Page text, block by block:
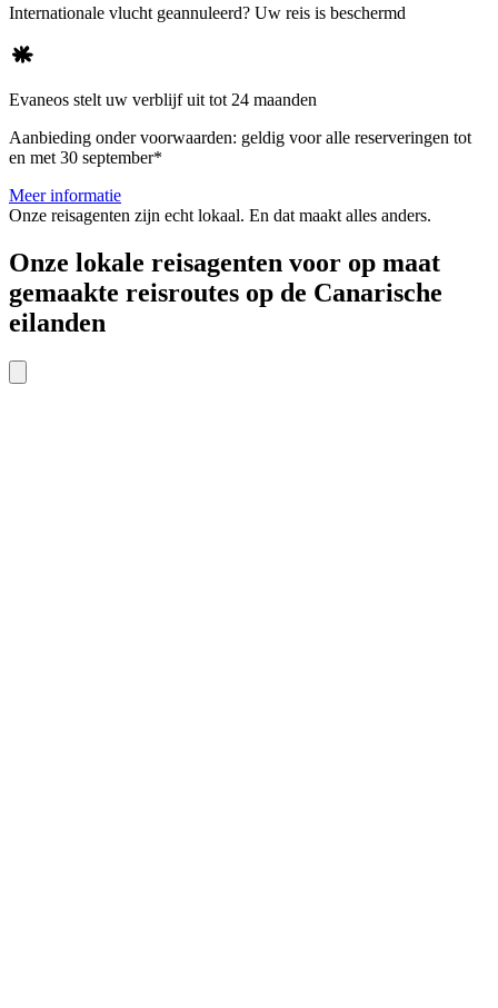
Internationale vlucht geannuleerd? Uw reis is beschermd
Evaneos stelt uw verblijf uit tot 24 maanden
Aanbieding onder voorwaarden: geldig voor alle reserveringen tot
en met 30 september*
Meer informatie
Onze reisagenten zijn echt lokaal. En dat maakt alles anders.
Onze lokale reisagenten voor op maat
gemaakte reisroutes op de Canarische
eilanden